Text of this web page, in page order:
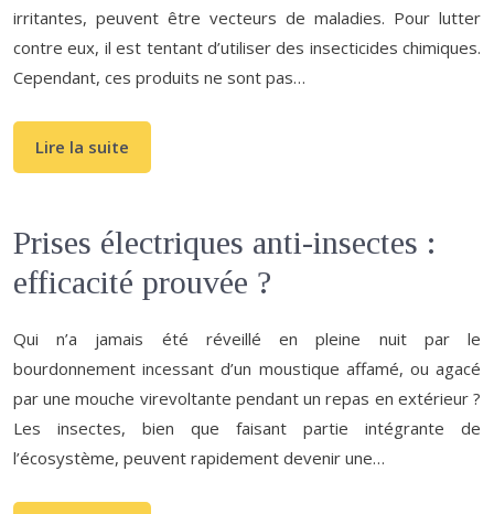
irritantes, peuvent être vecteurs de maladies. Pour lutter
contre eux, il est tentant d’utiliser des insecticides chimiques.
Cependant, ces produits ne sont pas…
Lire la suite
Prises électriques anti-insectes :
efficacité prouvée ?
Qui n’a jamais été réveillé en pleine nuit par le
bourdonnement incessant d’un moustique affamé, ou agacé
par une mouche virevoltante pendant un repas en extérieur ?
Les insectes, bien que faisant partie intégrante de
l’écosystème, peuvent rapidement devenir une…